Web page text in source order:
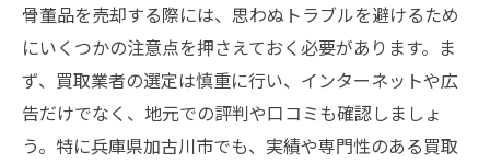
骨董品を売却する際には、思わぬトラブルを避けるため
にいくつかの注意点を押さえておく必要があります。ま
ず、買取業者の選定は慎重に行い、インターネットや広
告だけでなく、地元での評判や口コミも確認しましょ
う。特に兵庫県加古川市でも、実績や専門性のある買取